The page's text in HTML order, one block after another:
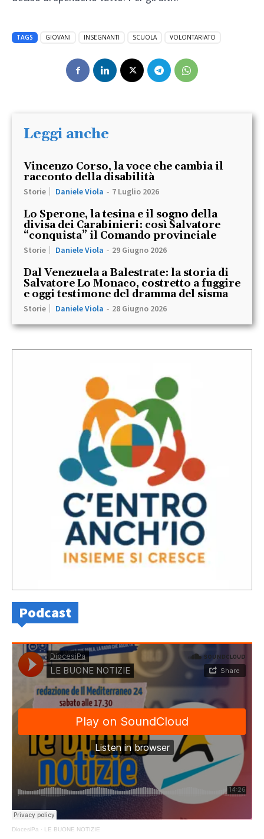
TAGS GIOVANI INSEGNANTI SCUOLA VOLONTARIATO
Leggi anche
Vincenzo Corso, la voce che cambia il
racconto della disabilità
Storie Daniele Viola - 7 Luglio 2026
Lo Sperone, la tesina e il sogno della
divisa dei Carabinieri: così Salvatore
“conquista” il Comando provinciale
Storie Daniele Viola - 29 Giugno 2026
Dal Venezuela a Balestrate: la storia di
Salvatore Lo Monaco, costretto a fuggire
e oggi testimone del dramma del sisma
Storie Daniele Viola - 28 Giugno 2026
Podcast
DiocesiPa · LE BUONE NOTIZIE